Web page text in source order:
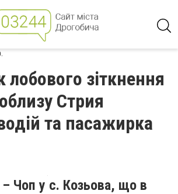
лобового зіткнення
Стрия
та пасажирка
– Чоп у с. Козьова, що в